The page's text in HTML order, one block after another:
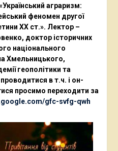
аграризм:
феномен другої
ХХ ст.». Лектор –
доктор історичних
національного
Хмельницького,
геополітики та
в т.ч. і он-
просимо переходити за
gfc-svfg-qwh